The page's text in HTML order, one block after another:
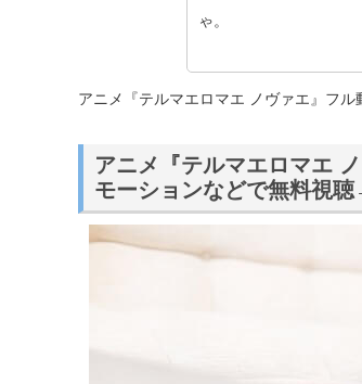
ゃ。
アニメ『テルマエロマエ ノヴァエ』フル
アニメ『テルマエロマエ
モーションなどで無料視